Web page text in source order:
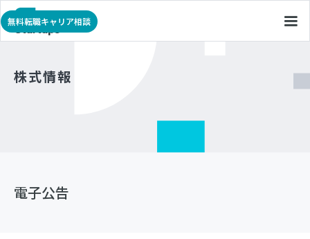
無料転職キャリア相談
株式情報
電子公告